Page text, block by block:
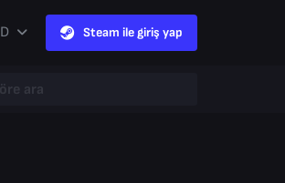
Steam ile giriş yap